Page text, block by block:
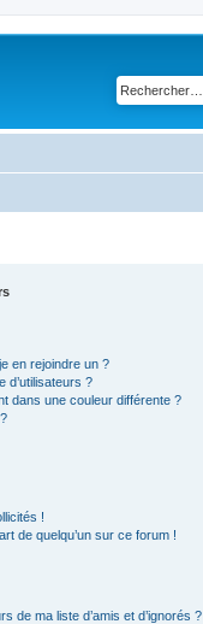
en rejoindre un ?
d’utilisateurs ?
dans une couleur différente ?
!
de quelqu’un sur ce forum !
de ma liste d’amis et d’ignorés ?